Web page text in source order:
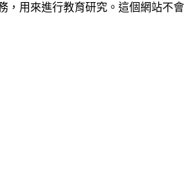
，用來進行教育研究。這個網站不會